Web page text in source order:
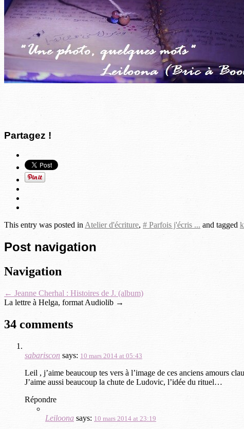
Partagez !
This entry was posted in Atelier d'écriture, # Parfois j'écris ... and tagged
Post navigation
Navigation
← Jeanne Cherhal : Histoires de J. (album)
La lettre à Helga, format Audiolib →
34 comments
sabariscon says: 10 mars 2014 at 05:43
Leil , j’aime beaucoup tes vers à l’image de ces anciens amours
J’aime aussi beaucoup la chute de Ludovic, l’idée du rituel…
Répondre
Leiloona says: 10 mars 2014 at 23:19